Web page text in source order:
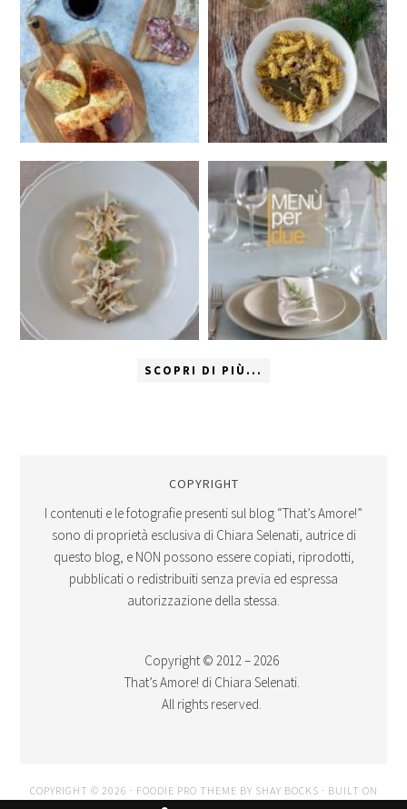
SCOPRI DI PIÙ...
COPYRIGHT
I contenuti e le fotografie presenti sul blog “That’s Amore!”
sono di proprietà esclusiva di Chiara Selenati, autrice di
questo blog, e NON possono essere copiati, riprodotti,
pubblicati o redistribuiti senza previa ed espressa
autorizzazione della stessa.
Copyright © 2012 – 2026
That’s Amore! di Chiara Selenati.
All rights reserved.
COPYRIGHT © 2026 · FOODIE PRO THEME BY SHAY BOCKS · BUILT ON